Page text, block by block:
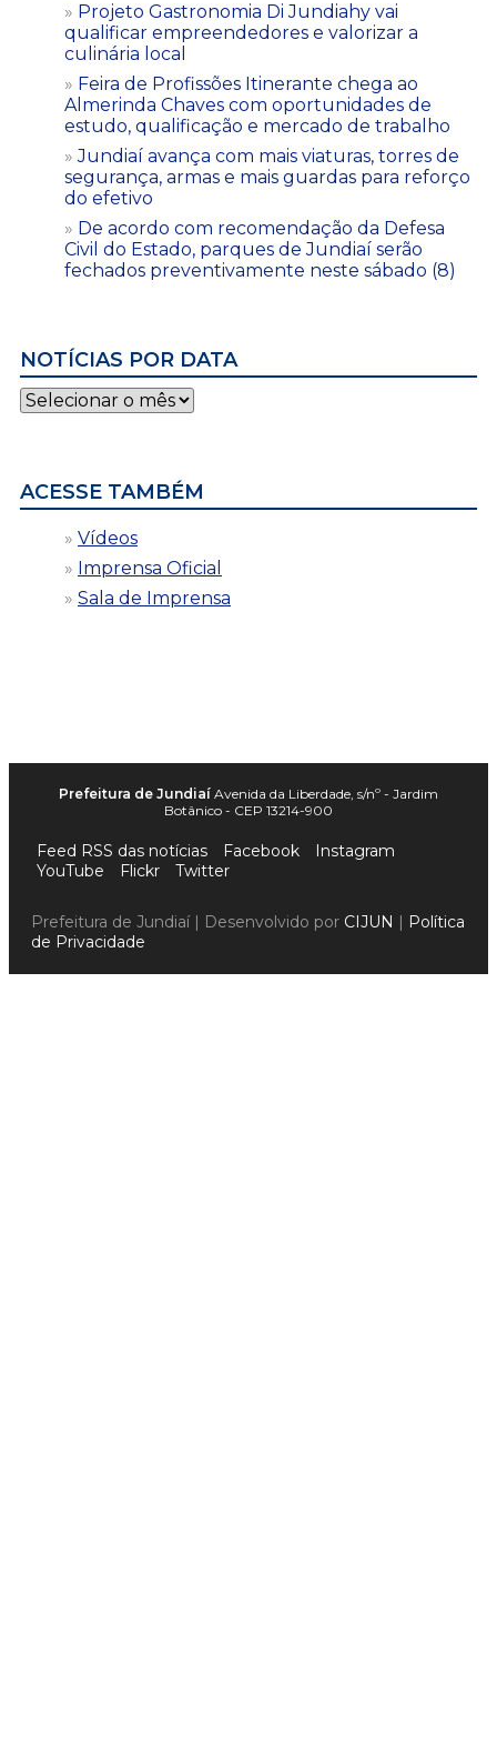
Projeto Gastronomia Di Jundiahy vai
qualificar empreendedores e valorizar a
culinária local
Feira de Profissões Itinerante chega ao
Almerinda Chaves com oportunidades de
estudo, qualificação e mercado de trabalho
Jundiaí avança com mais viaturas, torres de
segurança, armas e mais guardas para reforço
do efetivo
De acordo com recomendação da Defesa
Civil do Estado, parques de Jundiaí serão
fechados preventivamente neste sábado (8)
NOTÍCIAS POR DATA
Notícias
por
ACESSE TAMBÉM
Vídeos
Imprensa Oficial
Sala de Imprensa
Prefeitura de Jundiaí Avenida da Liberdade, s/nº - Jardim
Botânico - CEP 13214-900
Feed RSS das notícias Facebook
Instagram
YouTube
Flickr Twitter
Prefeitura de Jundiaí | Desenvolvido por CIJUN | Política
de Privacidade